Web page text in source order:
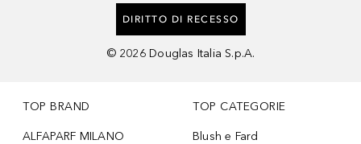
DIRITTO DI RECESSO
© 2026 Douglas Italia S.p.A.
TOP BRAND
ALFAPARF MILANO
TOP CATEGORIE
Blush e Fard